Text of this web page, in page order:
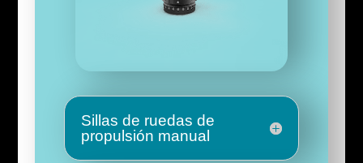
Sillas de ruedas de
propulsión manual